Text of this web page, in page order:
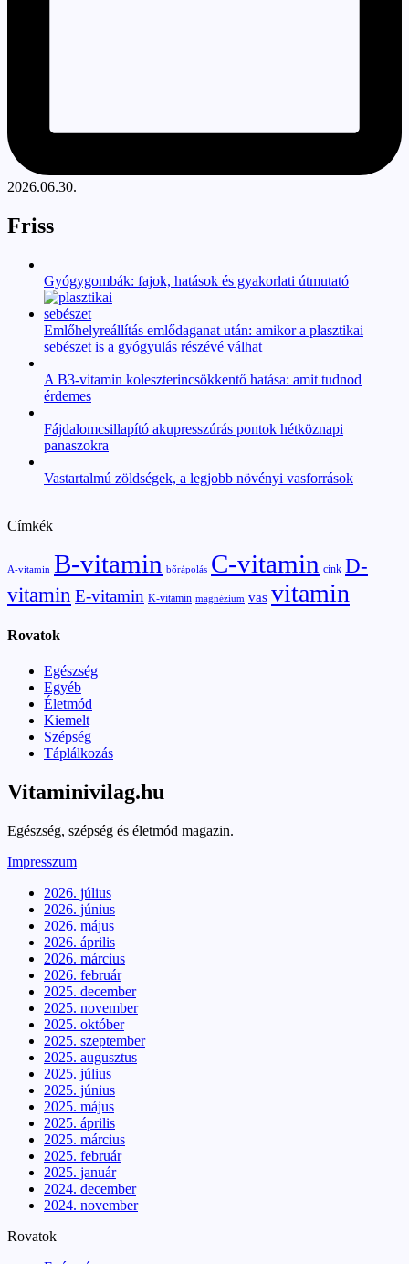
2026.06.30.
Friss
Gyógygombák: fajok, hatások és gyakorlati útmutató
Emlőhelyreállítás emlődaganat után: amikor a plasztikai
sebészet is a gyógyulás részévé válhat
A B3-vitamin koleszterincsökkentő hatása: amit tudnod
érdemes
Fájdalomcsillapító akupresszúrás pontok hétköznapi
panaszokra
Vastartalmú zöldségek, a legjobb növényi vasforrások
Címkék
A-vitamin B-vitamin bőrápolás C-vitamin cink D-
vitamin E-vitamin K-vitamin magnézium vas vitamin
Rovatok
Egészség
Egyéb
Életmód
Kiemelt
Szépség
Táplálkozás
Vitaminivilag.hu
Egészség, szépség és életmód magazin.
Impresszum
2026. július
2026. június
2026. május
2026. április
2026. március
2026. február
2025. december
2025. november
2025. október
2025. szeptember
2025. augusztus
2025. július
2025. június
2025. május
2025. április
2025. március
2025. február
2025. január
2024. december
2024. november
Rovatok